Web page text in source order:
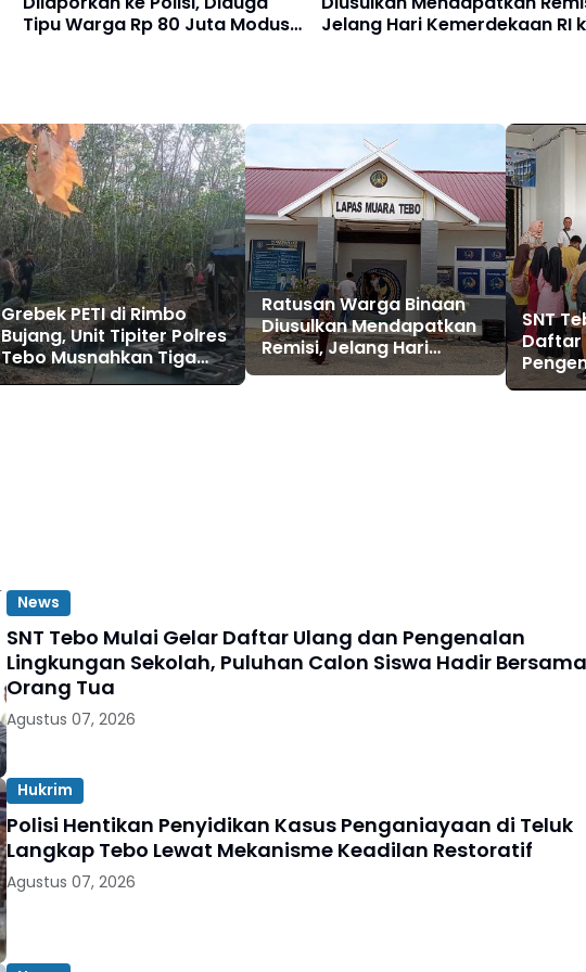
Tipu Warga Rp 80 Juta Modus
Jelang Hari Kemerdekaan RI
Grebek PETI di Rimbo
Bujang, Unit Tipiter Polres
Tebo Musnahkan Tiga
Rakit Dompeng dengan
Ratusan Warga Binaan
Diusulkan Mendapatkan
Remisi, Jelang Hari
Kemerdekaan RI ke 81
SNT
Daftar
News
SNT Tebo Mulai Gelar Daftar Ulang dan Pengenalan
Lingkungan Sekolah, Puluhan Calon Siswa Hadir Bersama
Orang Tua
Agustus 07, 2026
Hukrim
Polisi Hentikan Penyidikan Kasus Penganiayaan di Teluk
Langkap Tebo Lewat Mekanisme Keadilan Restoratif
Agustus 07, 2026